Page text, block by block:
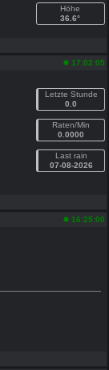
Höhe
36.6°
17:02:05
Letzte Stunde
0.0
Raten/Min
0.0000
Last rain
07-08-2026
16:25:00